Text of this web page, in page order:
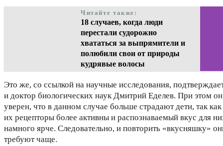
Читайте также:
18 случаев, когда люди
перестали судорожно
хвататься за выпрямители и
полюбили свои от природы
кудрявые волосы
Это же, со ссылкой на научные исследования,
и доктор биологических наук Дмитрий Еделев. При этом он
уверен, что в данном случае больше страдают дети, так как
их рецепторы более активны и распознаваемый вкус для
намного ярче. Следовательно, и повторить «вкусняшку»
требуют чаще.